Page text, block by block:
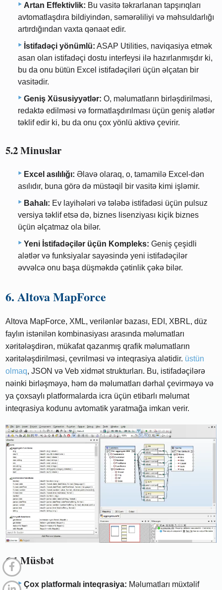
Artan Effektivlik: Bu vasitə təkrarlanan tapşırıqları
avtomatlaşdıra bildiyindən, səmərəliliyi və məhsuldarlığı
artırdığından vaxta qənaət edir.
İstifadəçi yönümlü: ASAP Utilities, naviqasiya etmək
asan olan istifadəçi dostu interfeysi ilə hazırlanmışdır ki,
bu da onu bütün Excel istifadəçiləri üçün əlçatan bir
vasitədir.
Geniş Xüsusiyyətlər: O, məlumatların birləşdirilməsi,
redaktə edilməsi və formatlaşdırılması üçün geniş alətlər
təklif edir ki, bu da onu çox yönlü aktivə çevirir.
5.2 Minuslar
Excel asılılığı: Əlavə olaraq, o, tamamilə Excel-dən
asılıdır, buna görə də müstəqil bir vasitə kimi işləmir.
Bahalı: Ev layihələri və tələbə istifadəsi üçün pulsuz
versiya təklif etsə də, biznes lisenziyası kiçik biznes
üçün əlçatmaz ola bilər.
Yeni İstifadəçilər üçün Kompleks: Geniş çeşidli
alətlər və funksiyalar sayəsində yeni istifadəçilər
əvvəlcə onu başa düşməkdə çətinlik çəkə bilər.
6. Altova MapForce
Altova MapForce, XML, verilənlər bazası, EDI, XBRL, düz
faylın istənilən kombinasiyası arasında məlumatları
xəritələşdirən, mükafat qazanmış qrafik məlumatların
xəritələşdirilməsi, çevrilməsi və inteqrasiya alətidir. üstün
olmaq, JSON və Veb xidmət strukturları. Bu, istifadəçilərə
nəinki birləşməyə, həm də məlumatları dərhal çevirməyə və
ya çoxsaylı platformalarda icra üçün etibarlı məlumat
inteqrasiya kodunu avtomatik yaratmağa imkan verir.
6.1 Müsbət
Çox platformalı inteqrasiya: Məlumatları müxtəlif